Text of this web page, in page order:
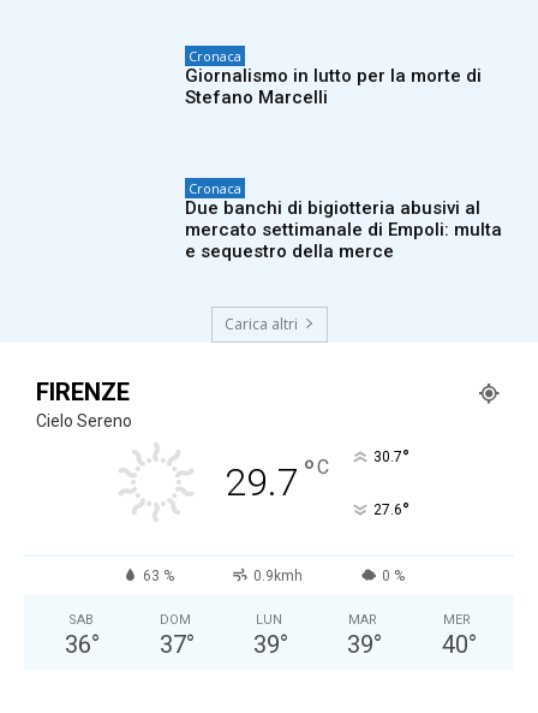
Cronaca
Giornalismo in lutto per la morte di
Stefano Marcelli
Cronaca
Due banchi di bigiotteria abusivi al
mercato settimanale di Empoli: multa
e sequestro della merce
Carica altri
FIRENZE
Cielo Sereno
29.7 °C 30.7°
27.6°
63 % 0.9kmh 0 %
SAB
36°
DOM
37°
LUN
39°
MAR
39°
MER
40°